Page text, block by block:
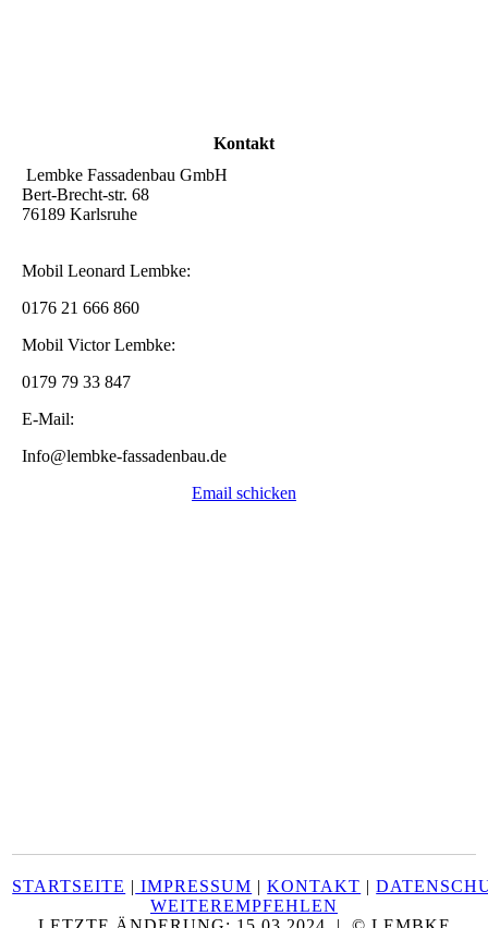
Kontakt
Lembke Fassadenbau GmbH
Bert-Brecht-str. 68
76189 Karlsruhe
Mobil Leonard Lembke:
0176 21 666 860
Mobil Victor Lembke:
0179 79 33 847
E-Mail:
Info@lembke-fassadenbau.de
Email schicken
STARTSEITE | IMPRESSUM |KONTAKT |
WEITEREMPFEHLEN